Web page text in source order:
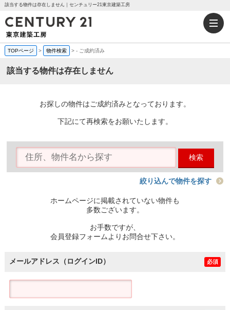
該当する物件は存在しません｜センチュリー21東京建築工房
TOPページ > 物件検索 >- ご成約済み
該当する物件は存在しません
お探しの物件はご成約済みとなっております。
下記にて再検索をお願いたします。
検索
絞り込んで物件を探す
ホームページに掲載されていない物件も
多数ございます。
お手数ですが、
会員登録フォームよりお問合せ下さい。
メールアドレス（ログインID） 必須